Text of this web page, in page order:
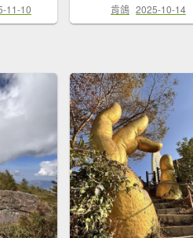
11-10 肯鴿 2025-10-14